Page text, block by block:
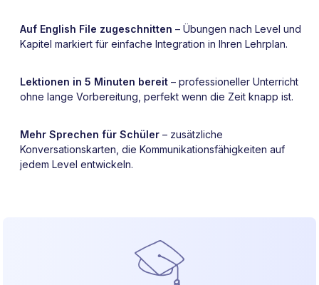
Auf English File zugeschnitten – Übungen nach Level und
Kapitel markiert für einfache Integration in Ihren Lehrplan.
Lektionen in 5 Minuten bereit – professioneller Unterricht
ohne lange Vorbereitung, perfekt wenn die Zeit knapp ist.
Mehr Sprechen für Schüler – zusätzliche
Konversationskarten, die Kommunikationsfähigkeiten auf
jedem Level entwickeln.